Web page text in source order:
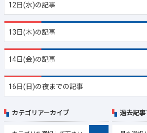
12日(水)の記事
13日(木)の記事
14日(金)の記事
16日(日)の夜までの記事
カテゴリアーカイブ 過去記事